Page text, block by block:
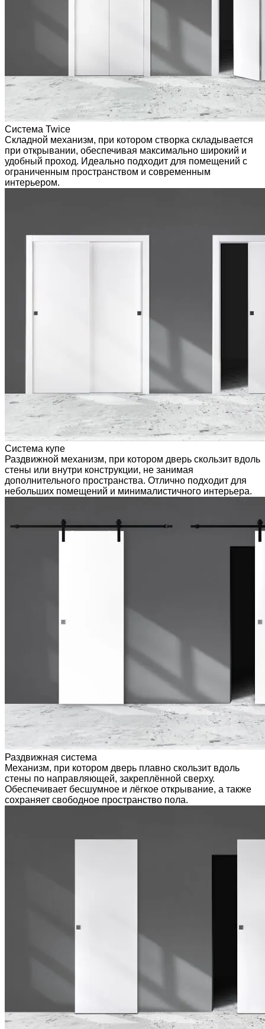
Система Twice
Складной механизм, при котором створка складывается
при открывании, обеспечивая максимально широкий и
удобный проход. Идеально подходит для помещений с
ограниченным пространством и современным
интерьером.
Система купе
Раздвижной механизм, при котором дверь скользит вдоль
стены или внутри конструкции, не занимая
дополнительного пространства. Отлично подходит для
небольших помещений и минималистичного интерьера.
Раздвижная система
Механизм, при котором дверь плавно скользит вдоль
стены по направляющей, закреплённой сверху.
Обеспечивает бесшумное и лёгкое открывание, а также
сохраняет свободное пространство пола.